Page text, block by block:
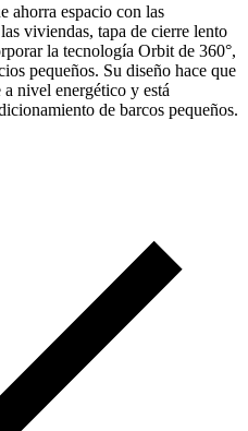
ahorra espacio con las
viviendas, tapa de cierre lento
la tecnología Orbit de 360°,
pequeños. Su diseño hace que
nivel energético y está
de barcos pequeños.